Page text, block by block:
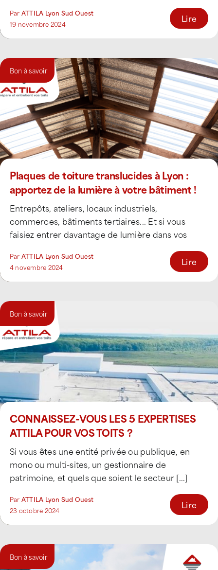
Par ATTILA Lyon Sud Ouest
19 novembre 2024
Lire
Bon à savoir
Plaques de toiture translucides à Lyon :
apportez de la lumière à votre bâtiment !
Entrepôts, ateliers, locaux industriels,
commerces, bâtiments tertiaires... Et si vous
faisiez entrer davantage de lumière dans vos
Par ATTILA Lyon Sud Ouest
4 novembre 2024
Lire
Bon à savoir
CONNAISSEZ-VOUS LES 5 EXPERTISES
ATTILA POUR VOS TOITS ?
Si vous êtes une entité privée ou publique, en
mono ou multi-sites, un gestionnaire de
patrimoine, et quels que soient le secteur [...]
Par ATTILA Lyon Sud Ouest
23 octobre 2024
Lire
Bon à savoir